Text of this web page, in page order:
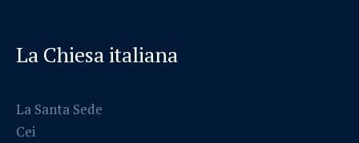
La Chiesa italiana
La Santa Sede
Cei